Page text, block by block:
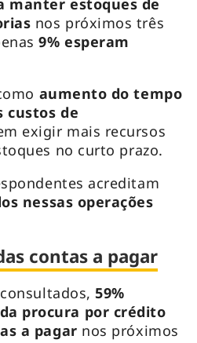
nos próximos três
9% esperam
aumento do tempo
custos de
exigir mais recursos
no curto prazo.
acreditam
nessas operações
contas a pagar
59%
procura por crédito
a pagar nos próximos